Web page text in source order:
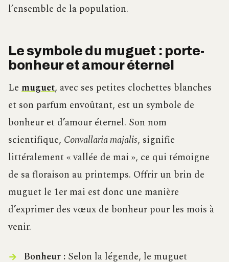
l’ensemble de la population.
Le symbole du muguet : porte-
bonheur et amour éternel
Le muguet, avec ses petites clochettes blanches
et son parfum envoûtant, est un symbole de
bonheur et d’amour éternel. Son nom
scientifique, Convallaria majalis, signifie
littéralement « vallée de mai », ce qui témoigne
de sa floraison au printemps. Offrir un brin de
muguet le 1er mai est donc une manière
d’exprimer des vœux de bonheur pour les mois à
venir.
Bonheur :Selon la légende, le muguet